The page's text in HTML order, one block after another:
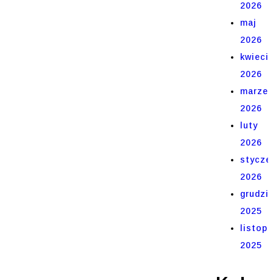
2026
maj
2026
2026
marzec
2026
luty
2026
2026
2025
2025